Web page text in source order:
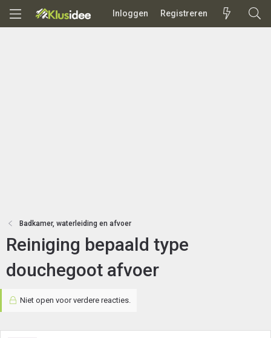
Inloggen Registreren
Badkamer, waterleiding en afvoer
Reiniging bepaald type
douchegoot afvoer
Niet open voor verdere reacties.